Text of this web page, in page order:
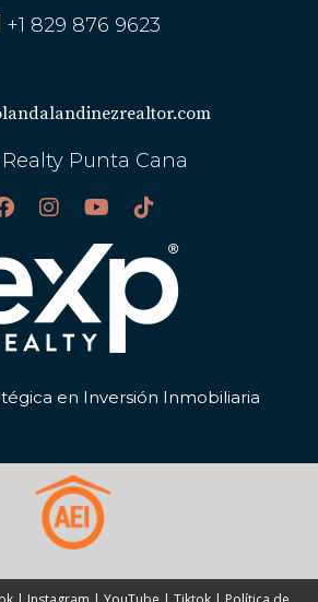
+1 829 876 9623
Realty Punta Cana
en Inversión Inmobiliaria